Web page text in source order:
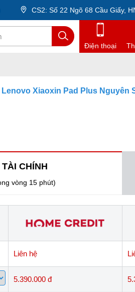
CS2: Số 22 Ngõ 68 Cầu Giấy,
Điện thoại
Lenovo Xiaoxin Pad Plus Nguyên
CHÍNH
vòng 15 phút)
Liên hệ
5.390.000 đ